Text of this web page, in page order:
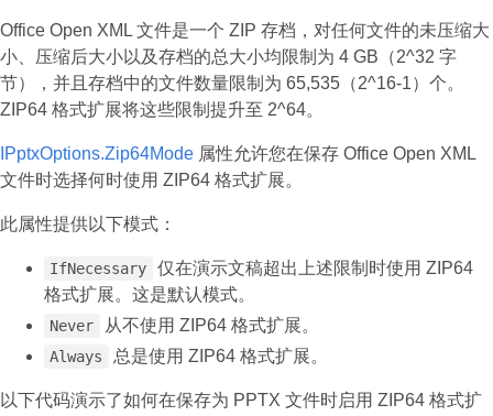
Office Open XML 文件是一个 ZIP 存档，对任何文件的未压缩大
小、压缩后大小以及存档的总大小均限制为 4 GB（2^32 字
节），并且存档中的文件数量限制为 65,535（2^16‑1）个。
ZIP64 格式扩展将这些限制提升至 2^64。
IPptxOptions.Zip64Mode 属性允许您在保存 Office Open XML
文件时选择何时使用 ZIP64 格式扩展。
此属性提供以下模式：
IfNecessary
仅在演示文稿超出上述限制时使用 ZIP64
格式扩展。这是默认模式。
Never 从不使用 ZIP64 格式扩展。
Always 总是使用 ZIP64 格式扩展。
以下代码演示了如何在保存为 PPTX 文件时启用 ZIP64 格式扩